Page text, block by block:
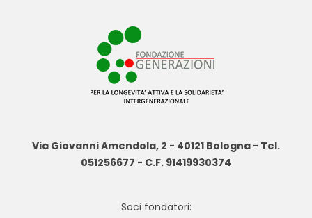
Via Giovanni Amendola, 2 - 40121 Bologna - Tel.
051256677 - C.F. 91419930374
Soci fondatori: